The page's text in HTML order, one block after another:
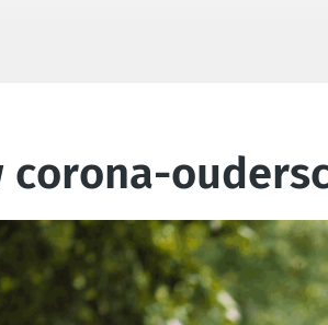
corona-